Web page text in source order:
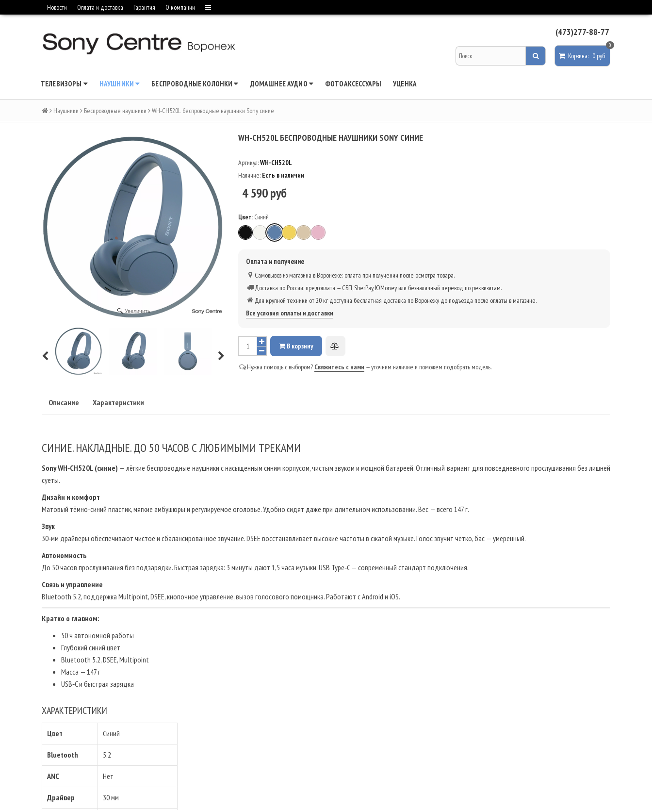
Новости Оплата и доставка Гарантия О компании
(473)277-88-77
Корзина:
0
0 руб
ТЕЛЕВИЗОРЫ НАУШНИКИ БЕСПРОВОДНЫЕ КОЛОНКИ ДОМАШНЕЕ АУДИО ФОТОАКСЕССУАРЫ УЦЕНКА
Наушники Беспроводные наушники WH-CH520L беспроводные наушники Sony синие
Увеличить
WH-CH520L БЕСПРОВОДНЫЕ НАУШНИКИ SONY СИНИЕ
Артикул:WH-CH520L
Наличие: Есть в наличии
4 590 руб
Цвет: Синий
ЧёрныйБелыйСинийЖёлтыйБежевыйРозовый
Оплата и получение
Самовывоз из магазина в Воронеже: оплата при получении после осмотра товара.
Доставка по России: предоплата — СБП, SberPay, ЮMoney или безналичный перевод по реквизитам.
Для крупной техники от 20 кг доступна бесплатная доставка по Воронежу до подъезда после оплаты в магазине.
Все условия оплаты и доставки
В корзину
к
Нужна помощь с выбором? Свяжитесь с нами — уточним наличие и поможем подобрать модель.
Описание Характеристики
СИНИЕ. НАКЛАДНЫЕ. ДО 50 ЧАСОВ С ЛЮБИМЫМИ ТРЕКАМИ
Sony WH‑CH520L (синие) — лёгкие беспроводные наушники с насыщенным синим корпусом, чистым звуком и мощной батареей. Отличный вариант для повседневного прослушивания без лишней
суеты.
Дизайн и комфорт
Матовый тёмно-синий пластик, мягкие амбушюры и регулируемое оголовье. Удобно сидят даже при длительном использовании. Вес — всего 147 г.
Звук
30‑мм драйверы обеспечивают чистое и сбалансированное звучание. DSEE восстанавливает высокие частоты в сжатой музыке. Голос звучит чётко, бас — умеренный.
Автономность
До 50 часов прослушивания без подзарядки. Быстрая зарядка: 3 минуты дают 1,5 часа музыки. USB Type‑C — современный стандарт подключения.
Связь и управление
Bluetooth 5.2, поддержка Multipoint, DSEE, кнопочное управление, вызов голосового помощника. Работают с Android и iOS.
Кратко о главном:
50 ч автономной работы
Глубокий синий цвет
Bluetooth 5.2, DSEE, Multipoint
Масса — 147 г
USB‑C и быстрая зарядка
ХАРАКТЕРИСТИКИ
Цвет Синий
Bluetooth 5.2
ANC Нет
Драйвер 30 мм